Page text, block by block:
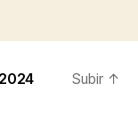
Subir ↑